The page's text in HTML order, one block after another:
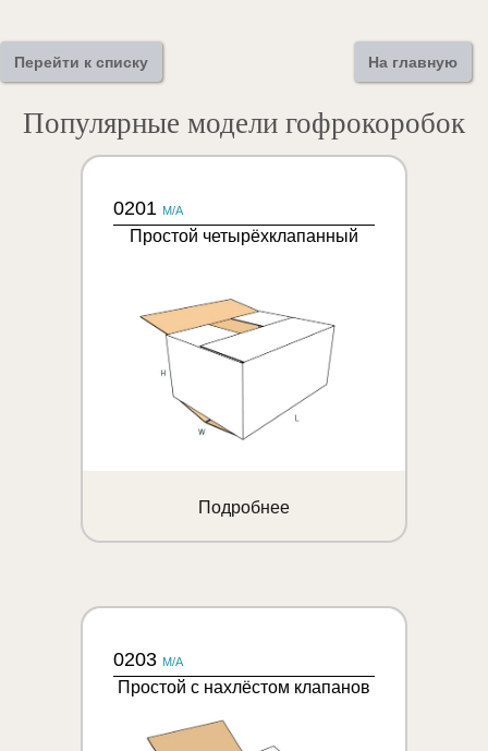
Перейти к списку На главную
Популярные модели гофрокоробок
0201 M/A
Простой четырёхклапанный
Подробнее
0203 M/A
Простой с нахлёстом клапанов